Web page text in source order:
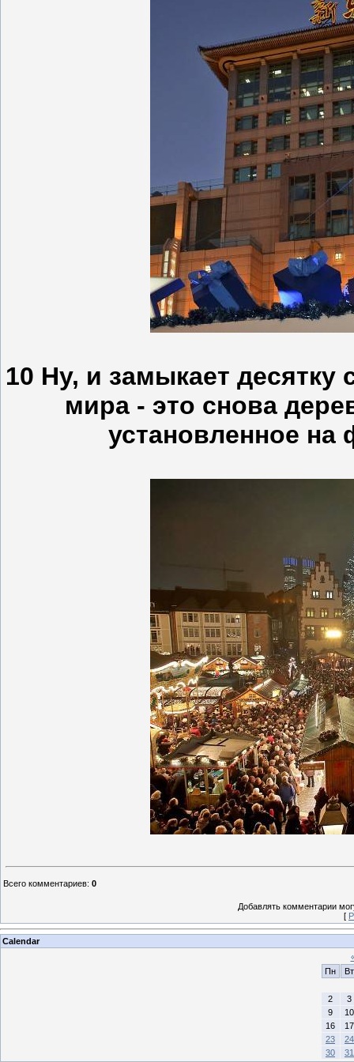
10 Ну, и замыкает
мира - это снова
установленное на
Всего комментариев: 0
Добавлять комментарии
[
Calendar
Пн
Вт
2
3
9
10
16
17
23
24
30
31